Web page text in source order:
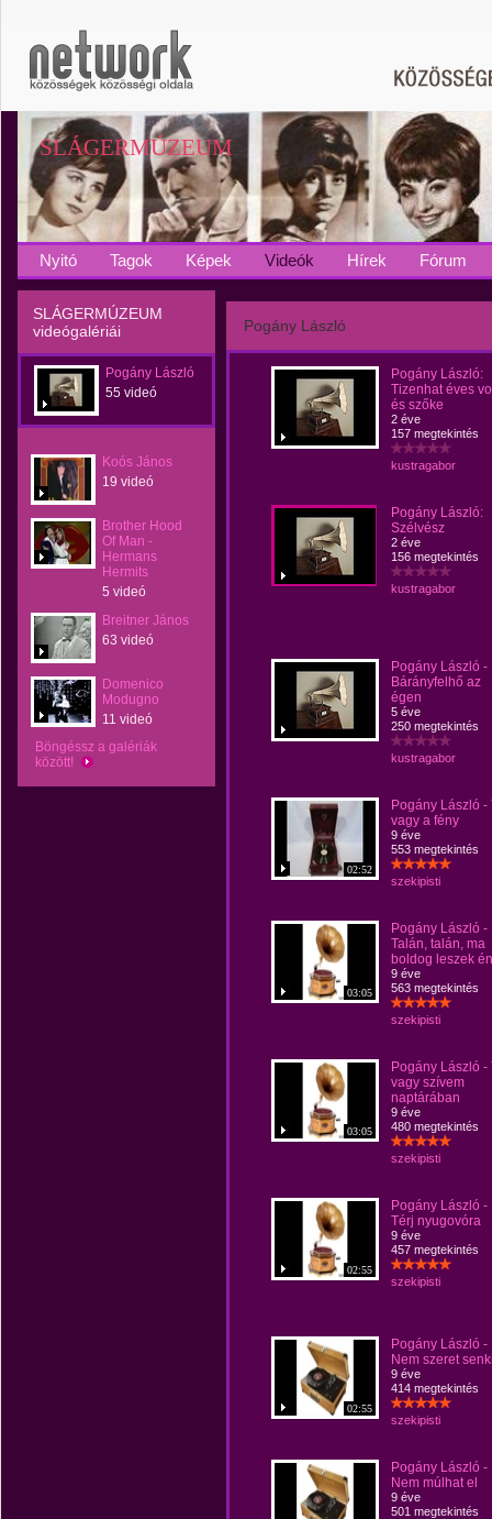
SLÁGERMÚZEUM
Nyitó Tagok Képek Videók Hírek Fórum
SLÁGERMÚZEUM
videógalériái
Pogány László
55 videó
Koós János
19 videó
Brother Hood
Of Man -
Hermans
Hermits
5 videó
Breitner János
63 videó
Domenico
Modugno
11 videó
Böngéssz a galériák
között!
Pogány László
Pogány László:
Tizenhat éves
és szőke
2 éve
157 megtekintés
kustragabor
Pogány László:
Szélvész
2 éve
156 megtekintés
kustragabor
Pogány László -
Bárányfelhő az
égen
5 éve
250 megtekintés
kustragabor
02:52
Pogány László -
vagy a fény
9 éve
553 megtekintés
szekipisti
03:05
Pogány László -
Talán, talán, ma
boldog leszek én
9 éve
563 megtekintés
szekipisti
03:05
Pogány László -
vagy szívem
naptárában
9 éve
480 megtekintés
szekipisti
02:55
Pogány László -
Térj nyugovóra
9 éve
457 megtekintés
szekipisti
02:55
Pogány László -
Nem szeret
9 éve
414 megtekintés
szekipisti
Pogány László -
Nem múlhat el
9 éve
501 megtekintés